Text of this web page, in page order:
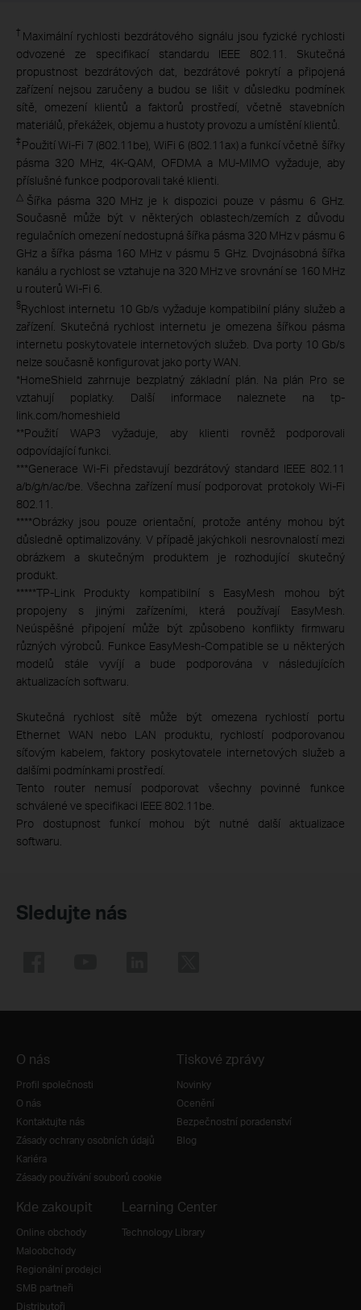
† Maximální rychlosti bezdrátového signálu jsou fyzické rychlosti
odvozené ze specifikací standardu IEEE 802.11. Skutečná
propustnost bezdrátových dat, bezdrátové pokrytí a připojená
zařízení nejsou zaručeny a budou se lišit v důsledku podmínek
sítě, omezení klientů a faktorů prostředí, včetně stavebních
materiálů, překážek, objemu a hustoty provozu a umístění klientů.
‡ Použití Wi-Fi 7 (802.11be), WiFi 6 (802.11ax) a funkcí včetně šířky
pásma 320 MHz, 4K-QAM, OFDMA a MU-MIMO vyžaduje, aby
příslušné funkce podporovali také klienti.
△ Šířka pásma 320 MHz je k dispozici pouze v pásmu 6 GHz.
Současně může být v některých oblastech/zemích z důvodu
regulačních omezení nedostupná šířka pásma 320 MHz v pásmu 6
GHz a šířka pásma 160 MHz v pásmu 5 GHz. Dvojnásobná šířka
kanálu a rychlost se vztahuje na 320 MHz ve srovnání se 160 MHz
u routerů Wi-Fi 6.
§Rychlost internetu 10 Gb/s vyžaduje kompatibilní plány služeb a
zařízení. Skutečná rychlost internetu je omezena šířkou pásma
internetu poskytovatele internetových služeb. Dva porty 10 Gb/s
nelze současně konfigurovat jako porty WAN.
*HomeShield zahrnuje bezplatný základní plán. Na plán Pro se
vztahují poplatky. Další informace naleznete na tp-
link.com/homeshield
**Použití WAP3 vyžaduje, aby klienti rovněž podporovali
odpovídající funkci.
***Generace Wi-Fi představují bezdrátový standard IEEE 802.11
a/b/g/n/ac/be. Všechna zařízení musí podporovat protokoly Wi-Fi
802.11.
****Obrázky jsou pouze orientační, protože antény mohou být
důsledně optimalizovány. V případě jakýchkoli nesrovnalostí mezi
obrázkem a skutečným produktem je rozhodující skutečný
produkt.
*****TP-Link Produkty kompatibilní s EasyMesh mohou být
propojeny s jinými zařízeními, která používají EasyMesh.
Neúspěšné připojení může být způsobeno konflikty firmwaru
různých výrobců. Funkce EasyMesh-Compatible se u některých
modelů stále vyvíjí a bude podporována v následujících
aktualizacích softwaru.
Skutečná rychlost sítě může být omezena rychlostí portu
Ethernet WAN nebo LAN produktu, rychlostí podporovanou
síťovým kabelem, faktory poskytovatele internetových služeb a
dalšími podmínkami prostředí.
Tento router nemusí podporovat všechny povinné funkce
schválené ve specifikaci IEEE 802.11be.
Pro dostupnost funkcí mohou být nutné další aktualizace
softwaru.
Sledujte nás
O nás
Profil společnosti
O nás
Kontaktujte nás
Zásady ochrany osobních údajů
Kariéra
Zásady používání souborů cookie
Tiskové zprávy
Novinky
Ocenění
Bezpečnostní poradenství
Blog
Kde zakoupit
Online obchody
Maloobchody
Regionální prodejci
SMB partneři
Distributoři
Learning Center
Technology Library